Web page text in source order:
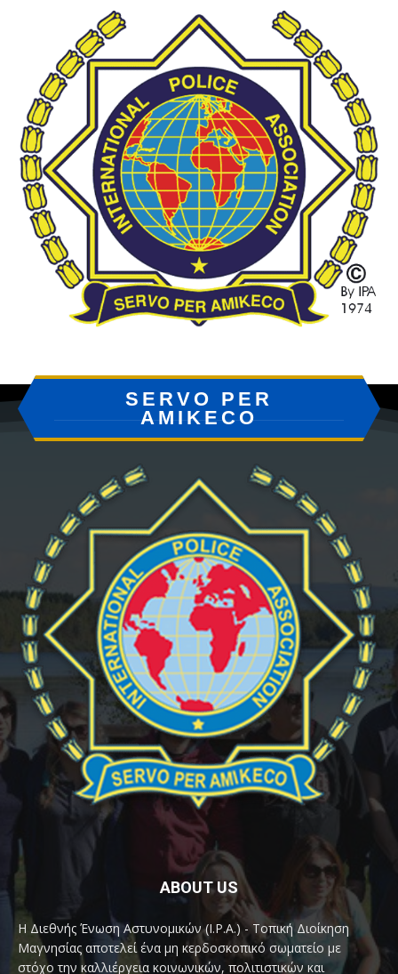
SERVO PER
AMIKECO
ABOUT US
Η Διεθνής Ένωση Αστυνομικών (I.P.A.) - Τοπική Διοίκηση
Μαγνησίας αποτελεί ένα μη κερδοσκοπικό σωματείο με
στόχο την καλλιέργεια κοινωνικών, πολιτιστικών και